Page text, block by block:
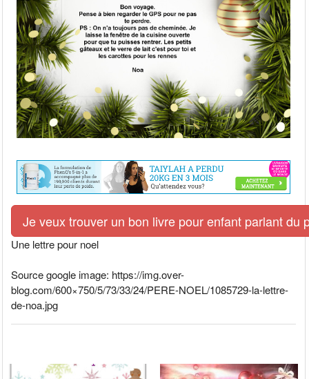
Je veux trouver un bon livre pour enfant parlant du
Une lettre pour noel
Source google image: https://img.over-
blog.com/600×750/5/73/33/24/PERE-NOEL/1085729-la-lettre-
de-noa.jpg